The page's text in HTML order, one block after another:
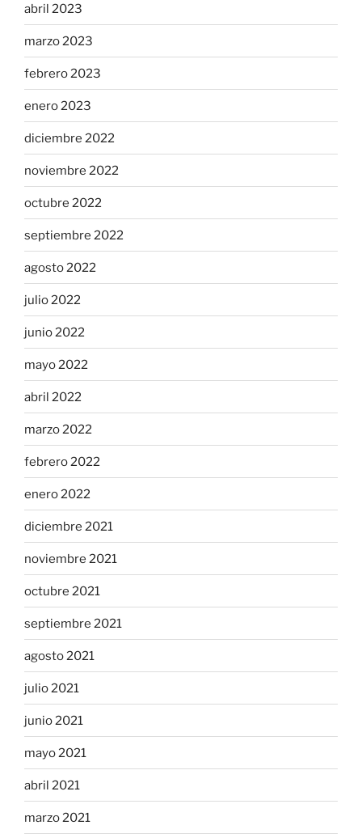
abril 2023
marzo 2023
febrero 2023
enero 2023
diciembre 2022
noviembre 2022
octubre 2022
septiembre 2022
agosto 2022
julio 2022
junio 2022
mayo 2022
abril 2022
marzo 2022
febrero 2022
enero 2022
diciembre 2021
noviembre 2021
octubre 2021
septiembre 2021
agosto 2021
julio 2021
junio 2021
mayo 2021
abril 2021
marzo 2021